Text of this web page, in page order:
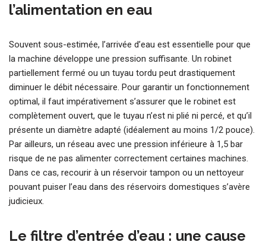
l’alimentation en eau
Souvent sous-estimée, l’arrivée d’eau est essentielle pour que
la machine développe une pression suffisante. Un robinet
partiellement fermé ou un tuyau tordu peut drastiquement
diminuer le débit nécessaire. Pour garantir un fonctionnement
optimal, il faut impérativement s’assurer que le robinet est
complètement ouvert, que le tuyau n’est ni plié ni percé, et qu’il
présente un diamètre adapté (idéalement au moins 1/2 pouce).
Par ailleurs, un réseau avec une pression inférieure à 1,5 bar
risque de ne pas alimenter correctement certaines machines.
Dans ce cas, recourir à un réservoir tampon ou un nettoyeur
pouvant puiser l’eau dans des réservoirs domestiques s’avère
judicieux.
Le filtre d’entrée d’eau : une cause